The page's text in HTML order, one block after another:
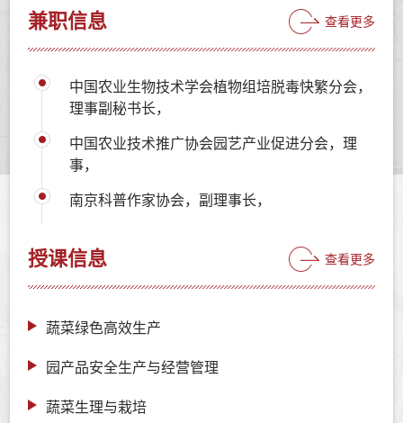
兼职信息 查看更多
中国农业生物技术学会植物组培脱毒快繁分会，
理事副秘书长，
中国农业技术推广协会园艺产业促进分会，理
事，
南京科普作家协会，副理事长，
授课信息 查看更多
蔬菜绿色高效生产
园产品安全生产与经营管理
蔬菜生理与栽培